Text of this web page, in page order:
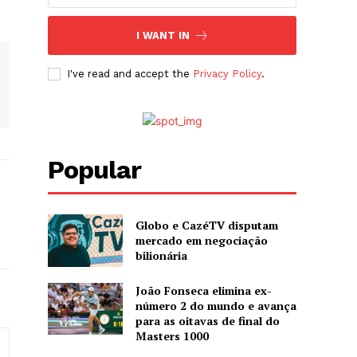
I WANT IN
I've read and accept the Privacy Policy.
Popular
Globo e CazéTV disputam
mercado em negociação
bilionária
João Fonseca elimina ex-
número 2 do mundo e avança
para as oitavas de final do
Masters 1000